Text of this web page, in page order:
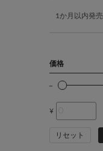
1か月以内発売
価格
¥
リセット